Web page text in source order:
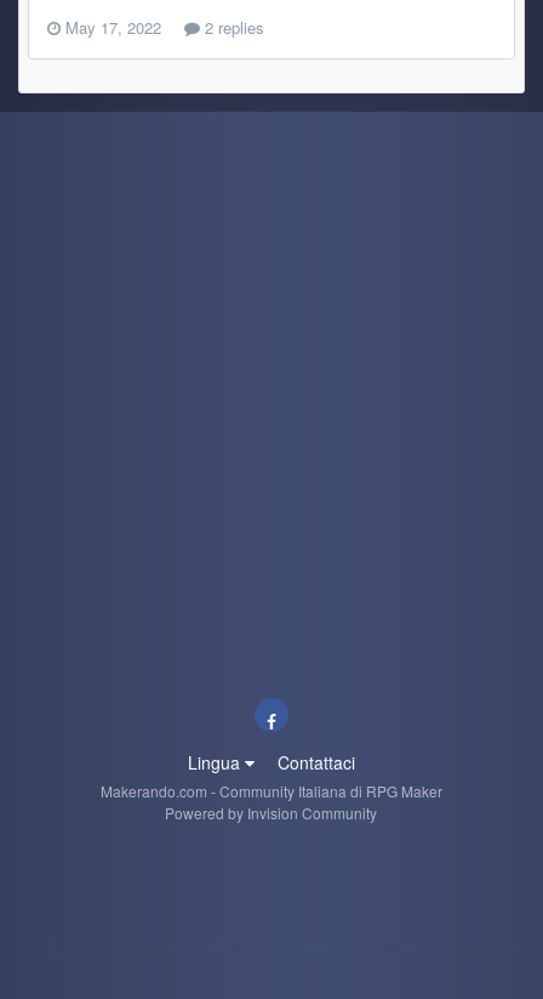
May 17, 2022
2 replies
Lingua Contattaci
Makerando.com - Community Italiana di RPG Maker
Powered by Invision Community